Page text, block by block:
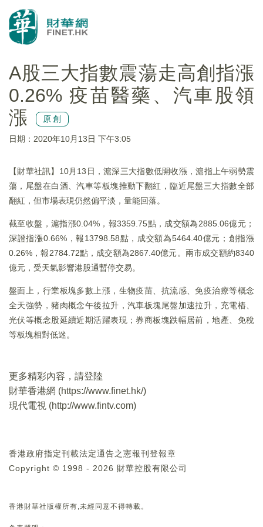
A股三大指數震蕩走高創指漲
0.26% 疫苗醫藥、汽車股領
漲
原創
日期：2020年10月13日 下午3:05
【財華社訊】10月13日，滬深三大指數低開收漲，滬指上午弱勢震
蕩，尾盤在白酒、汽車等板塊推動下翻紅，臨近尾盤三大指數全部
翻紅，但市場表現仍然偏平淡，量能回落。
截至收盤，滬指漲0.04%，報3359.75點，成交額為2885.06億元；
深證指漲0.66%，報13798.58點，成交額為5464.40億元；創指漲
0.26%，報2784.72點，成交額為2867.40億元。兩市成交額約8340
億元，受天氣影響港股通暫停交易。
盤面上，行業板塊多數上漲，生物疫苗、抗流感、免疫治療等概念
全天強勢，豬肉概念午後拉升，汽車板塊尾盤加速拉升，充電樁、
光伏等概念股延續近期活躍表現；券商板塊跌幅居前，地產、免稅
等板塊相對低迷。
更多精彩內容，請登陸
財華香港網 (https://www.finet.hk/)
現代電視 (http://www.fintv.com)
香港政府指定刊載法定通告之憲報刊登報章
Copyright © 1998 - 2026 財華控股有限公司
香港財華社版權所有,未經同意不得轉載。